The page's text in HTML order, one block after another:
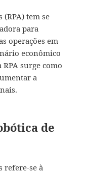
(RPA) tem se
para
operações em
econômico
surge como
a
de
refere-se à